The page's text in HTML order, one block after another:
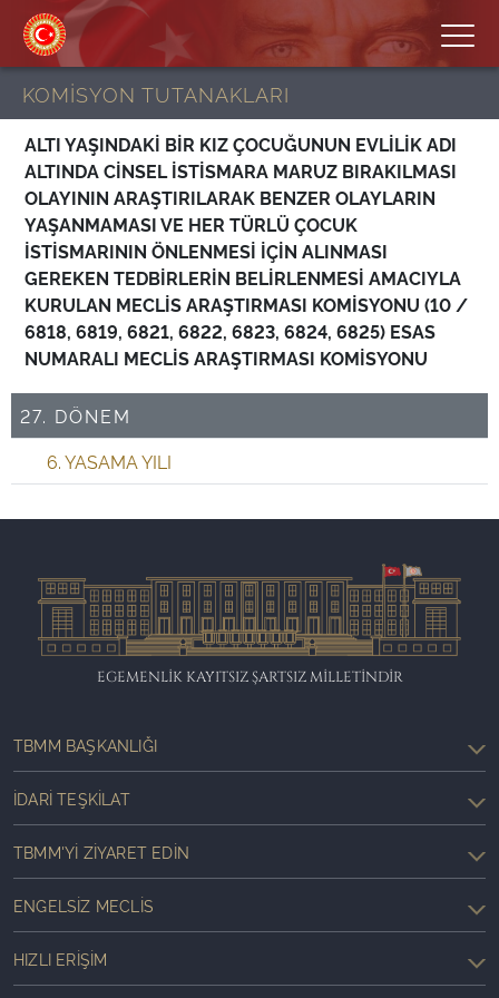
KOMİSYON TUTANAKLARI
ALTI YAŞINDAKİ BİR KIZ ÇOCUĞUNUN EVLİLİK ADI
ALTINDA CİNSEL İSTİSMARA MARUZ BIRAKILMASI
OLAYININ ARAŞTIRILARAK BENZER OLAYLARIN
YAŞANMAMASI VE HER TÜRLÜ ÇOCUK
İSTİSMARININ ÖNLENMESİ İÇİN ALINMASI
GEREKEN TEDBİRLERİN BELİRLENMESİ AMACIYLA
KURULAN MECLİS ARAŞTIRMASI KOMİSYONU (10 /
6818, 6819, 6821, 6822, 6823, 6824, 6825) ESAS
NUMARALI MECLİS ARAŞTIRMASI KOMİSYONU
27. DÖNEM
6. YASAMA YILI
EGEMENLİK KAYITSIZ ŞARTSIZ MİLLETİNDİR
TBMM BAŞKANLIĞI
İDARI TEŞKILAT
TBMM'YI ZIYARET EDIN
ENGELSIZ MECLIS
HIZLI ERIŞIM